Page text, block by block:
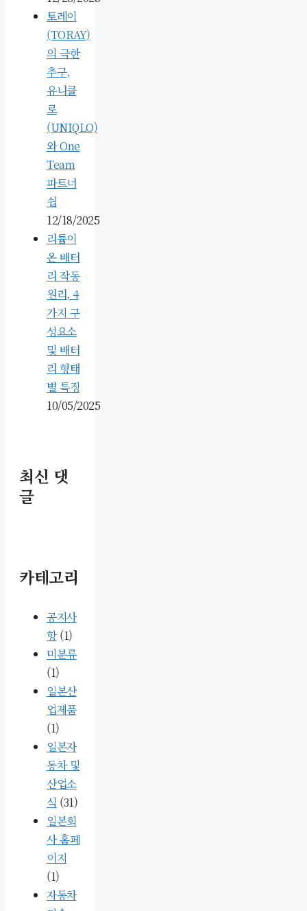
토레이
(TORAY)
의 극한
추구,
유니클
로
(UNIQLO)
와 One
Team
파트너
쉽
12/18/2025
리튬이
온 배터
리 작동
원리, 4
가지 구
성요소
및 배터
리 형태
별 특징
10/05/2025
최신 댓
글
카테고리
공지사
항(1)
미분류
(1)
일본산
업제품
(1)
일본자
동차 및
산업소
식 (31)
일본회
사 홈페
이지
(1)
자동차